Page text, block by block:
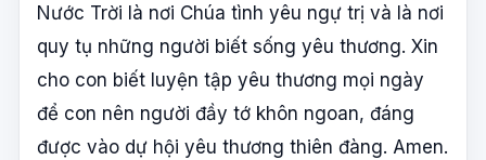
Nước Trời là nơi Chúa tình yêu ngự trị và là nơi
quy tụ những người biết sống yêu thương. Xin
cho con biết luyện tập yêu thương mọi ngày
để con nên người đầy tớ khôn ngoan, đáng
được vào dự hội yêu thương thiên đàng. Amen.